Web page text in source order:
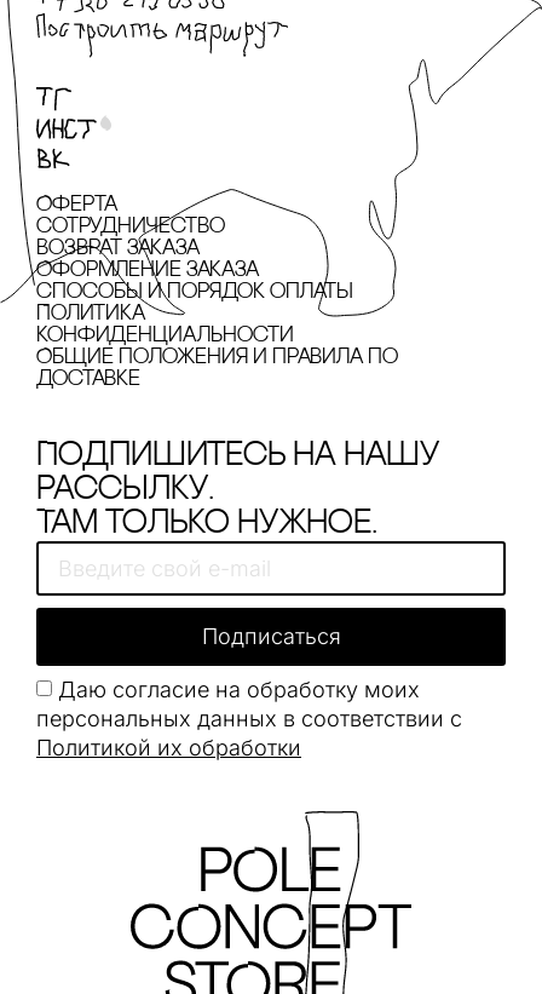
Оферта
сотрудничество
Возврат заказа
Оформление заказа
cпособы и порядок оплаты
Политика
конфиденциальности
Общие положения и правила по
доставке
Подпишитесь на нашу
рассылку.
Там только нужное.
Даю согласие на обработку моих
персональных данных в соответствии с
Политикой их обработки
Подписаться